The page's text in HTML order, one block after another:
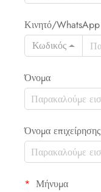
Κινητό/WhatsApp
Κωδικός
Όνομα
Όνομα επιχείρησης
Μήνυμα